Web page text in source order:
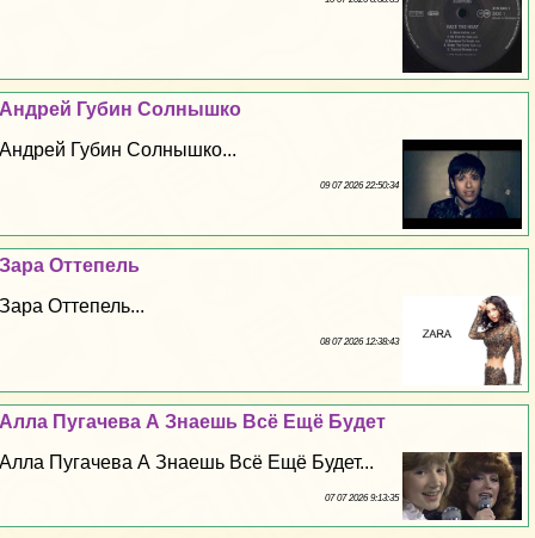
Андрей Губин Солнышко
Андрей Губин Солнышко...
09 07 2026 22:50:34
Зара Оттепель
Зара Оттепель...
08 07 2026 12:38:43
Алла Пугачева А Знаешь Всё Ещё Будет
Алла Пугачева А Знаешь Всё Ещё Будет...
07 07 2026 9:13:35